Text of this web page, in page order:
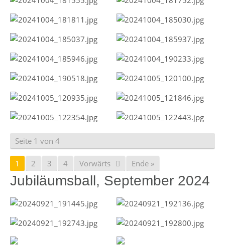
Seite 1 von 4
1 2 3 4 Vorwärts Ende »
Jubiläumsball, September 2024